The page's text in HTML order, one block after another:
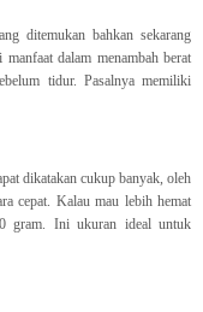
ditemukan bahkan sekarang
dalam menambah berat
tidur. Pasalnya memiliki
dikatakan cukup banyak, oleh
cepat. Kalau mau lebih hemat
gram. Ini ukuran ideal untuk